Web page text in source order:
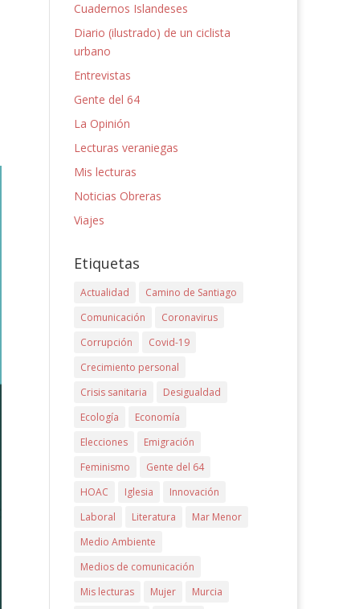
Cuadernos Islandeses
Diario (ilustrado) de un ciclista
urbano
Entrevistas
Gente del 64
La Opinión
Lecturas veraniegas
Mis lecturas
Noticias Obreras
Viajes
Etiquetas
Actualidad
Camino de Santiago
Comunicación
Coronavirus
Corrupción
Covid-19
Crecimiento personal
Crisis sanitaria
Desigualdad
Ecología
Economía
Elecciones
Emigración
Feminismo
Gente del 64
HOAC
Iglesia
Innovación
Laboral
Literatura
Mar Menor
Medio Ambiente
Medios de comunicación
Mis lecturas
Mujer
Murcia